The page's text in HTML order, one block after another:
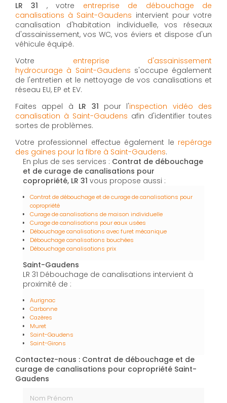
LR 31 , votre entreprise de débouchage de
canalisations à Saint-Gaudens intervient pour votre
canalisation d'habitation individuelle, vos réseaux
d'assainissement, vos WC, vos éviers et dispose d'un
véhicule équipé.
Votre entreprise d'assainissement
hydrocurage à Saint-Gaudens s'occupe également
de l'entretien et le nettoyage de vos canalisations et
réseau EU, EP et EV.
Faites appel à LR 31 pour l'inspection vidéo des
canalisation à Saint-Gaudens afin d'identifier toutes
sortes de problèmes.
Votre professionnel effectue également le repérage
des gaines pour la fibre à Saint-Gaudens.
En plus de ses services : Contrat de débouchage
et de curage de canalisations pour
copropriété, LR 31 vous propose aussi :
Contrat de débouchage et de curage de canalisations pour
copropriété
Curage de canalisations de maison individuelle
Curage de canalisations pour eaux usées
Débouchage canalisations avec furet mécanique
Débouchage canalisations bouchées
Débouchage canalisations prix
Saint-Gaudens
LR 31 Débouchage de canalisations intervient à
proximité de :
Aurignac
Carbonne
Cazères
Muret
Saint-Gaudens
Saint-Girons
Contactez-nous : Contrat de débouchage et de
curage de canalisations pour copropriété Saint-
Gaudens